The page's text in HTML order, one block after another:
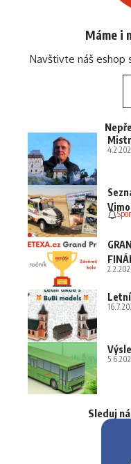
Máme i
Navštivte náš eshop
Sleduj